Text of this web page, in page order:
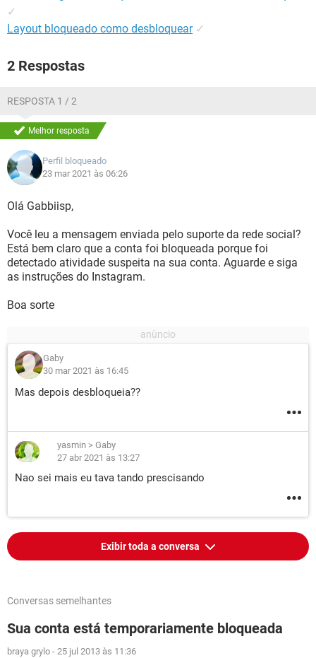
✓
Layout bloqueado como desbloquear ✓
2 Respostas
RESPOSTA 1 / 2
Melhor resposta
Perfil bloqueado
23 mar 2021 às 06:26
Olá Gabbiisp,
Você leu a mensagem enviada pelo suporte da rede social?
Está bem claro que a conta foi bloqueada porque foi
detectado atividade suspeita na sua conta. Aguarde e siga
as instruções do Instagram.
Boa sorte
Gaby
30 mar 2021 às 16:45
Mas depois desbloqueia??
yasmin > Gaby
27 abr 2021 às 13:27
Nao sei mais eu tava tando prescisando
Exibir toda a conversa
Conversas semelhantes
Sua conta está temporariamente bloqueada
braya grylo - 25 jul 2013 às 11:36